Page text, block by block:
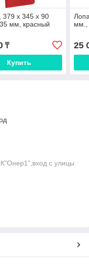
379 x 345 x 90
мм, красный
₸
Купить
мм.,
25
с улицы